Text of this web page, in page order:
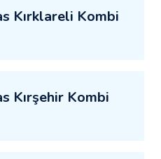
Kırklareli Kombi
Kırşehir Kombi